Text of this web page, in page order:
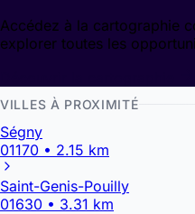
Accédez à la cartographie
explorer toutes les
VILLES À PROXIMITÉ
Ségny
01170 • 2.15 km
Saint-Genis-Pouilly
01630 • 3.31 km